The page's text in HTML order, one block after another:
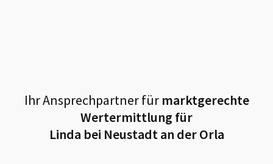
Ihr Ansprechpartner fürmarktgerechte
Wertermittlung für
Linda bei Neustadt an der Orla